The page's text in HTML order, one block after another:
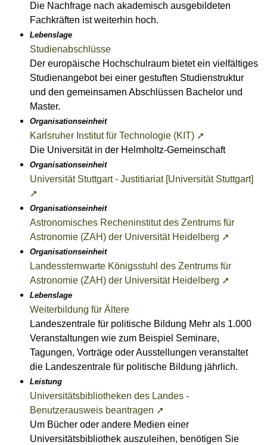
Die Nachfrage nach akademisch ausgebildeten
Fachkräften ist weiterhin hoch.
Lebenslage
Studienabschlüsse
Der europäische Hochschulraum bietet ein vielfältiges
Studienangebot bei einer gestuften Studienstruktur
und den gemeinsamen Abschlüssen Bachelor und
Master.
Organisationseinheit
Karlsruher Institut für Technologie (KIT) ➚
Die Universität in der Helmholtz-Gemeinschaft
Organisationseinheit
Universität Stuttgart - Justitiariat [Universität Stuttgart]
➚
Organisationseinheit
Astronomisches Recheninstitut des Zentrums für
Astronomie (ZAH) der Universität Heidelberg ➚
Organisationseinheit
Landessternwarte Königsstuhl des Zentrums für
Astronomie (ZAH) der Universität Heidelberg ➚
Lebenslage
Weiterbildung für Ältere
Landeszentrale für politische Bildung Mehr als 1.000
Veranstaltungen wie zum Beispiel Seminare,
Tagungen, Vorträge oder Ausstellungen veranstaltet
die Landeszentrale für politische Bildung jährlich.
Leistung
Universitätsbibliotheken des Landes -
Benutzerausweis beantragen ➚
Um Bücher oder andere Medien einer
Universitätsbibliothek auszuleihen, benötigen Sie